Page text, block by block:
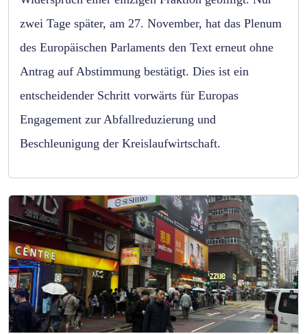
zwei Tage später, am 27. November, hat das Plenum
des Europäischen Parlaments den Text erneut ohne
Antrag auf Abstimmung bestätigt. Dies ist ein
entscheidender Schritt vorwärts für Europas
Engagement zur Abfallreduzierung und
Beschleunigung der Kreislaufwirtschaft.